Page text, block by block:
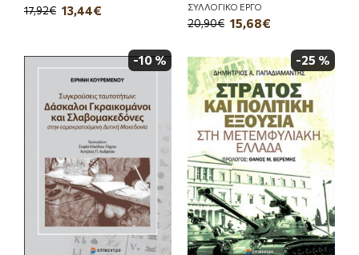
13,44€
17,92€ ΣΥΛΛΟΓΙΚΟ ΕΡΓΟ
15,68€
20,90€
-10 % -25 %